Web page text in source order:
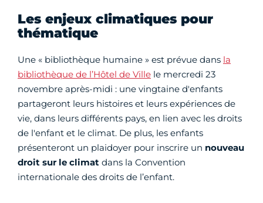
Les enjeux climatiques pour
thématique
Une « bibliothèque humaine » est prévue dans la
bibliothèque de l’Hôtel de Ville le mercredi 23
novembre après-midi : une vingtaine d'enfants
partageront leurs histoires et leurs expériences de
vie, dans leurs différents pays, en lien avec les droits
de l'enfant et le climat. De plus, les enfants
présenteront un plaidoyer pour inscrire un nouveau
droit sur le climat dans la Convention
internationale des droits de l’enfant.